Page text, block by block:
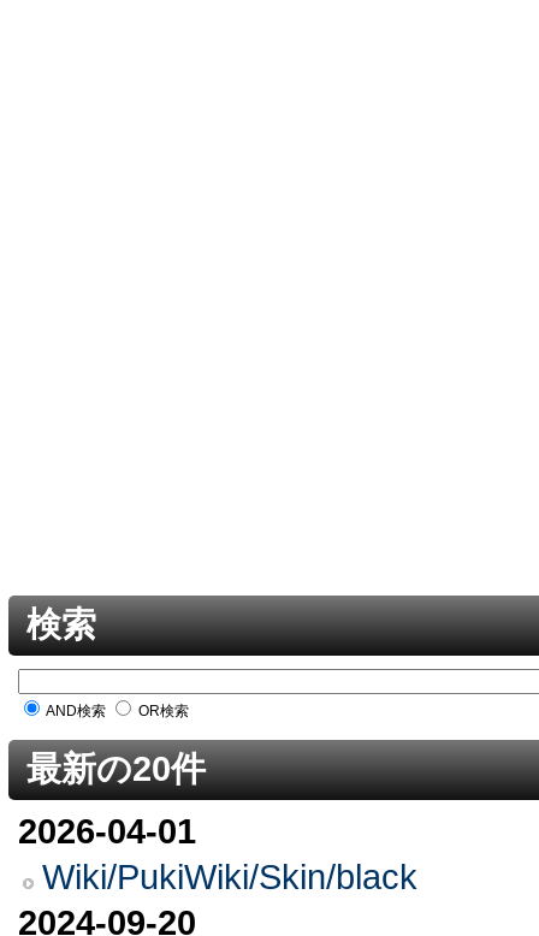
検索
AND検索 OR検索
最新の20件
2026-04-01
Wiki/PukiWiki/Skin/black
2024-09-20